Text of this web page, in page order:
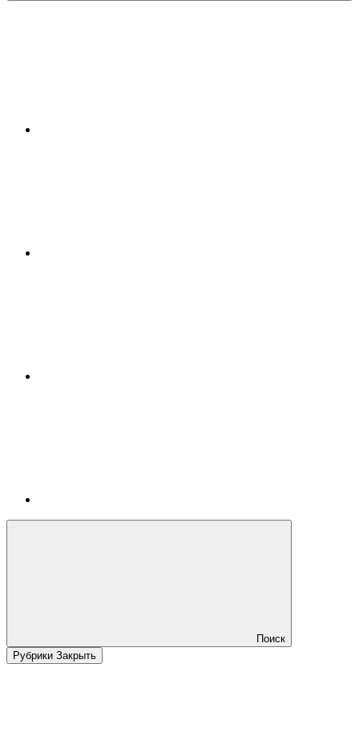
Поиск
Рубрики Закрыть